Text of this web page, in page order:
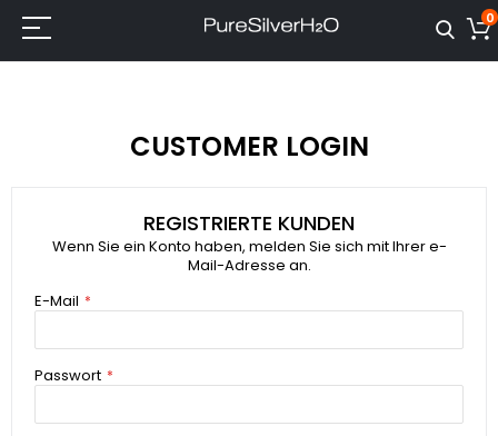
0
CUSTOMER LOGIN
REGISTRIERTE KUNDEN
Wenn Sie ein Konto haben, melden Sie sich mit Ihrer e-
Mail-Adresse an.
E-Mail
Passwort